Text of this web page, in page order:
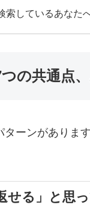
索しているあなた
の共通点
ーンがありま
せる」と思